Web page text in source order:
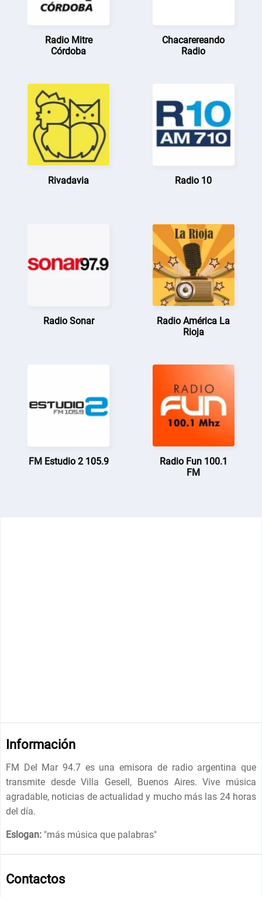
Radio Mitre
Córdoba
Chacarereando
Radio
Rivadavia Radio 10
Radio Sonar
Radio América La
Rioja
FM Estudio 2 105.9
Radio Fun 100.1
FM
Información
FM Del Mar 94.7 es una emisora ​​de radio argentina que
transmite desde Villa Gesell, Buenos Aires. Vive música
agradable, noticias de actualidad y mucho más las 24 horas
del día.
Eslogan: "más música que palabras"
Contactos